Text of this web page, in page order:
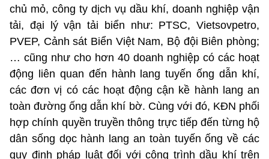
chủ mỏ, công ty dịch vụ dầu khí, doanh nghiệp vận
tải, đại lý vận tải biển như: PTSC, Vietsovpetro,
PVEP, Cảnh sát Biển Việt Nam, Bộ đội Biên phòng;
… cũng như cho hơn 40 doanh nghiệp có các hoạt
động liên quan đến hành lang tuyến ống dẫn khí,
các đơn vị có các hoạt động cận kề hành lang an
toàn đường ống dẫn khí bờ. Cùng với đó, KĐN phối
hợp chính quyền truyền thông trực tiếp đến từng hộ
dân sống dọc hành lang an toàn tuyến ống về các
quy định pháp luật đối với công trình dầu khí trên